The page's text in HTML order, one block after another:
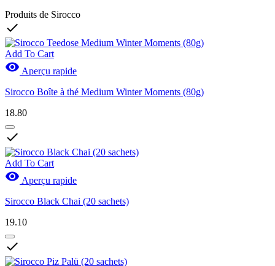
Produits de Sirocco

Add To Cart
 Aperçu rapide
Sirocco Boîte à thé Medium Winter Moments (80g)
18.80

Add To Cart
 Aperçu rapide
Sirocco Black Chai (20 sachets)
19.10
